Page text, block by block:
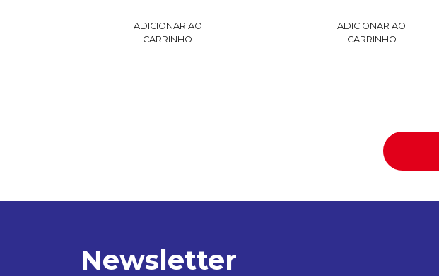
ADICIONAR AO
CARRINHO
ADICIONAR AO
CARRINHO
Newsletter